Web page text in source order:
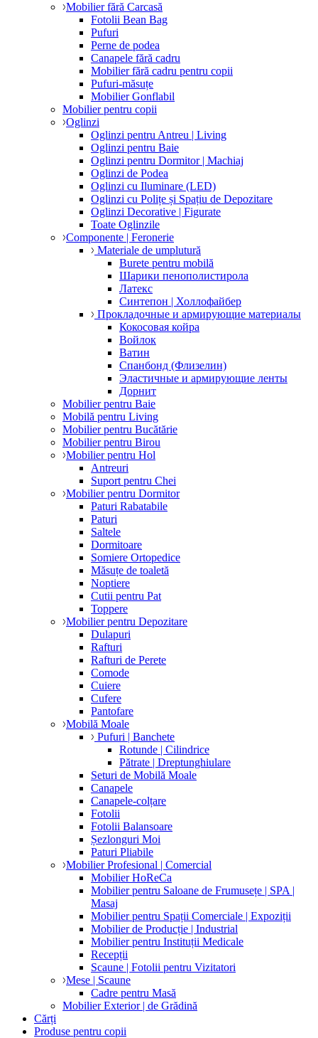
Mobilier fără Carcasă
Fotolii Bean Bag
Pufuri
Perne de podea
Canapele fără cadru
Mobilier fără cadru pentru copii
Pufuri-măsuțe
Mobilier Gonflabil
Mobilier pentru copii
Oglinzi
Oglinzi pentru Antreu | Living
Oglinzi pentru Baie
Oglinzi pentru Dormitor | Machiaj
Oglinzi de Podea
Oglinzi cu Iluminare (LED)
Oglinzi cu Polițe și Spațiu de Depozitare
Oglinzi Decorative | Figurate
Toate Oglinzile
Componente | Feronerie
Materiale de umplutură
Burete pentru mobilă
Шарики пенополистирола
Латекс
Синтепон | Холлофайбер
Прокладочные и армирующие материалы
Кокосовая койра
Войлок
Ватин
Спанбонд (Флизелин)
Эластичные и армирующие ленты
Дорнит
Mobilier pentru Baie
Mobilă pentru Living
Mobilier pentru Bucătărie
Mobilier pentru Birou
Mobilier pentru Hol
Antreuri
Suport pentru Chei
Mobilier pentru Dormitor
Paturi Rabatabile
Paturi
Saltele
Dormitoare
Somiere Ortopedice
Măsuțe de toaletă
Noptiere
Cutii pentru Pat
Toppere
Mobilier pentru Depozitare
Dulapuri
Rafturi
Rafturi de Perete
Comode
Cuiere
Cufere
Pantofare
Mobilă Moale
Pufuri | Banchete
Rotunde | Cilindrice
Pătrate | Dreptunghiulare
Seturi de Mobilă Moale
Canapele
Canapele-colțare
Fotolii
Fotolii Balansoare
Șezlonguri Moi
Paturi Pliabile
Mobilier Profesional | Comercial
Mobilier HoReCa
Mobilier pentru Saloane de Frumusețe | SPA |
Masaj
Mobilier pentru Spații Comerciale | Expoziții
Mobilier de Producție | Industrial
Mobilier pentru Instituții Medicale
Recepții
Scaune | Fotolii pentru Vizitatori
Mese | Scaune
Cadre pentru Masă
Mobilier Exterior | de Grădină
Cărți
Produse pentru copii